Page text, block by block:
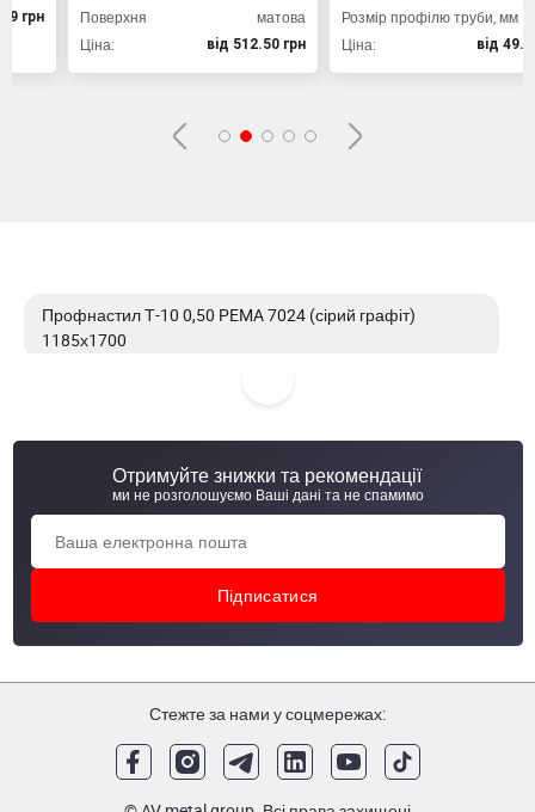
Поверхня
матова
вiд 512.50 грн
Розмір профілю труби, мм 20х20
Ціна:
вiд 49.80 грн
Профнастил Т-10 0,50 PEMA 7024 (сірий графіт)
1185х1700
Профнастил Т-10 0,50 PEMA 7024 (сірий графіт)
1185х2000
Профнастил Т-10 0,50 PEMA 7024 (сірий графіт)
Отримуйте знижки та рекомендації
ми не розголошуємо Ваші дані та не спамимо
Стежте за нами у соцмережах: